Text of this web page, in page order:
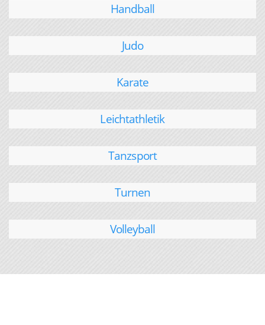
Handball
Judo
Karate
Leichtathletik
Tanzsport
Turnen
Volleyball